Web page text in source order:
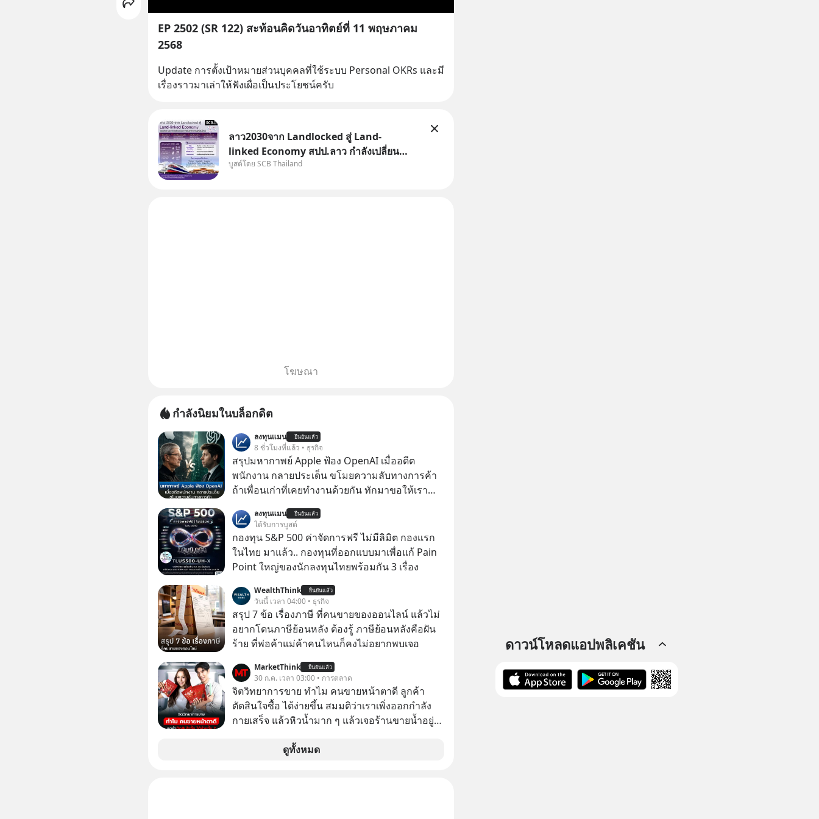
EP 2502 (SR 122) สะท้อนคิดวันอาทิตย์ที่ 11 พฤษภาคม
2568
Update การตั้งเป้าหมายส่วนบุคคลที่ใช้ระบบ Personal OKRs และมี
เรื่องราวมาเล่าให้ฟังเผื่อเป็นประโยชน์ครับ
ลาว2030จาก Landlocked สู่ Land-
linked Economy สปป.ลาว กำลังเปลี่ยน
บทบาทจาก “ประเทศทางผ่าน” สู่ “ศูนย์กลาง
บูสต์โดย SCB Thailand
โฆษณา
กำลังนิยมในบล็อกดิต
ลงทุนแมน ยืนยันแล้ว
8 ชั่วโมงที่แล้ว • ธุรกิจ
สรุปมหากาพย์ Apple ฟ้อง OpenAI เมื่ออดีต
พนักงาน กลายประเด็น ขโมยความลับทางการค้า
ถ้าเพื่อนเก่าที่เคยทำงานด้วยกัน ทักมาขอให้เรา
เดียวกันลงทุนแมน ยืนยันแล้ว
ได้รับการบูสต์
กองทุน S&P 500 ค่าจัดการฟรี ไม่มีลิมิต กองแรก
ในไทย มาแล้ว.. กองทุนที่ออกแบบมาเพื่อแก้ Pain
Point ใหญ่ของนักลงทุนไทยพร้อมกัน 3 เรื่อง
WealthThink ยืนยันแล้ว
วันนี้ เวลา 04:00 • ธุรกิจ
สรุป 7 ข้อ เรื่องภาษี ที่คนขายของออนไลน์ แล้วไม่
อยากโดนภาษีย้อนหลัง ต้องรู้ ภาษีย้อนหลังคือฝัน
ร้าย ที่พ่อค้าแม่ค้าคนไหนก็คงไม่อยากพบเจอ
MarketThink ยืนยันแล้ว
30 ก.ค. เวลา 03:00 • การตลาด
จิตวิทยาการขาย ทำไม คนขายหน้าตาดี ลูกค้า
ตัดสินใจซื้อ ได้ง่ายขึ้น สมมติว่าเราเพิ่งออกกำลัง
กายเสร็จ แล้วหิวน้ำมาก ๆ แล้วเจอร้านขายน้ำอยู่
ดูทั้งหมด
ดาวน์โหลดแอปพลิเคชัน